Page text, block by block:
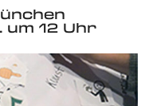
um 12 Uhr